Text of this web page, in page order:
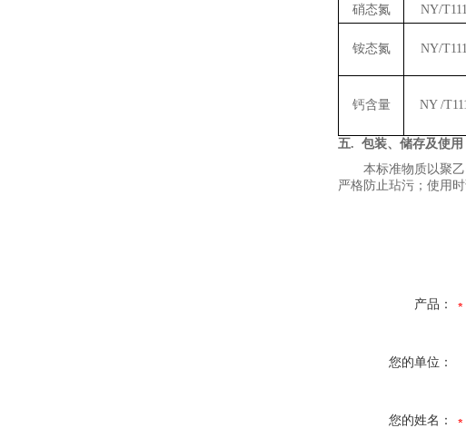
硝态氮
NY/
铵态氮 NY/
钙含量 NY /
五. 包装、储存及使用
本标准物质以聚
严格防止玷污 ； 使用
产品：
您的单位：
您的姓名：